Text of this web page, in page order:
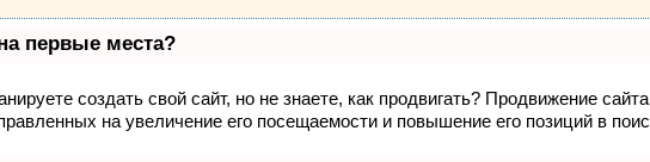
первые места?
создать свой сайт, но не знаете, как продвигать? Продвижение
на увеличение его посещаемости и повышение его позиций в